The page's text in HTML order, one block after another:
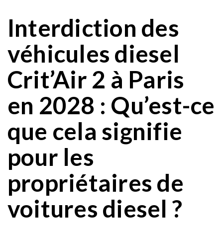
Interdiction des
véhicules diesel
Crit’Air 2 à Paris
en 2028 : Qu’est-ce
que cela signifie
pour les
propriétaires de
voitures diesel ?